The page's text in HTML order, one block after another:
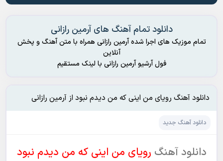
دانلود تمام آهنگ های آرمین رازانی
تمام موزیک های اجرا شده آرمین رازانی همراه با متن آهنگ و پخش
آنلاین
فول آرشیو آرمین رازانی با لینک مستقیم
دانلود آهنگ رویای من اینی که من دیدم نبود از آرمین رازانی
دانلود آهنگ جدید
دانلود آهنگ رویای من اینی که من دیدم نبود